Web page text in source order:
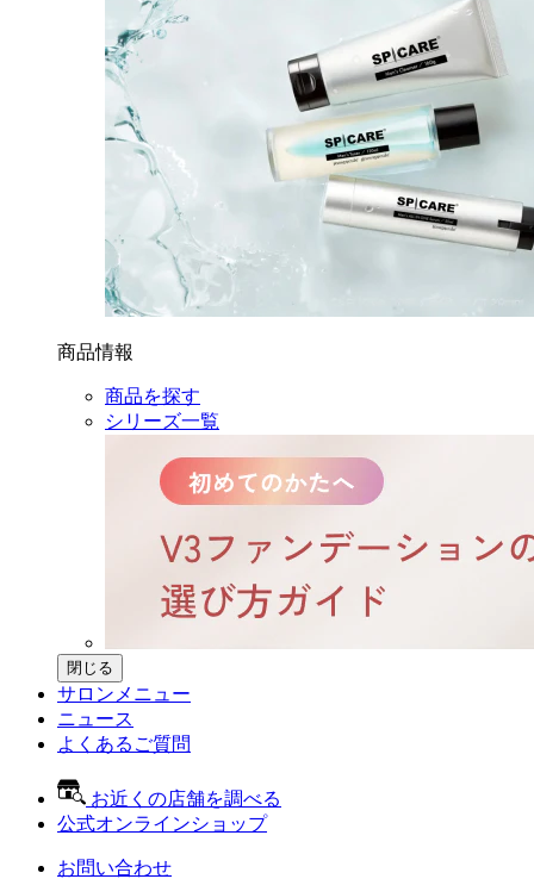
商品情報
商品を探す
シリーズ一覧
閉じる
サロンメニュー
ニュース
よくあるご質問
お近くの店舗を調べる
公式オンラインショップ
お問い合わせ